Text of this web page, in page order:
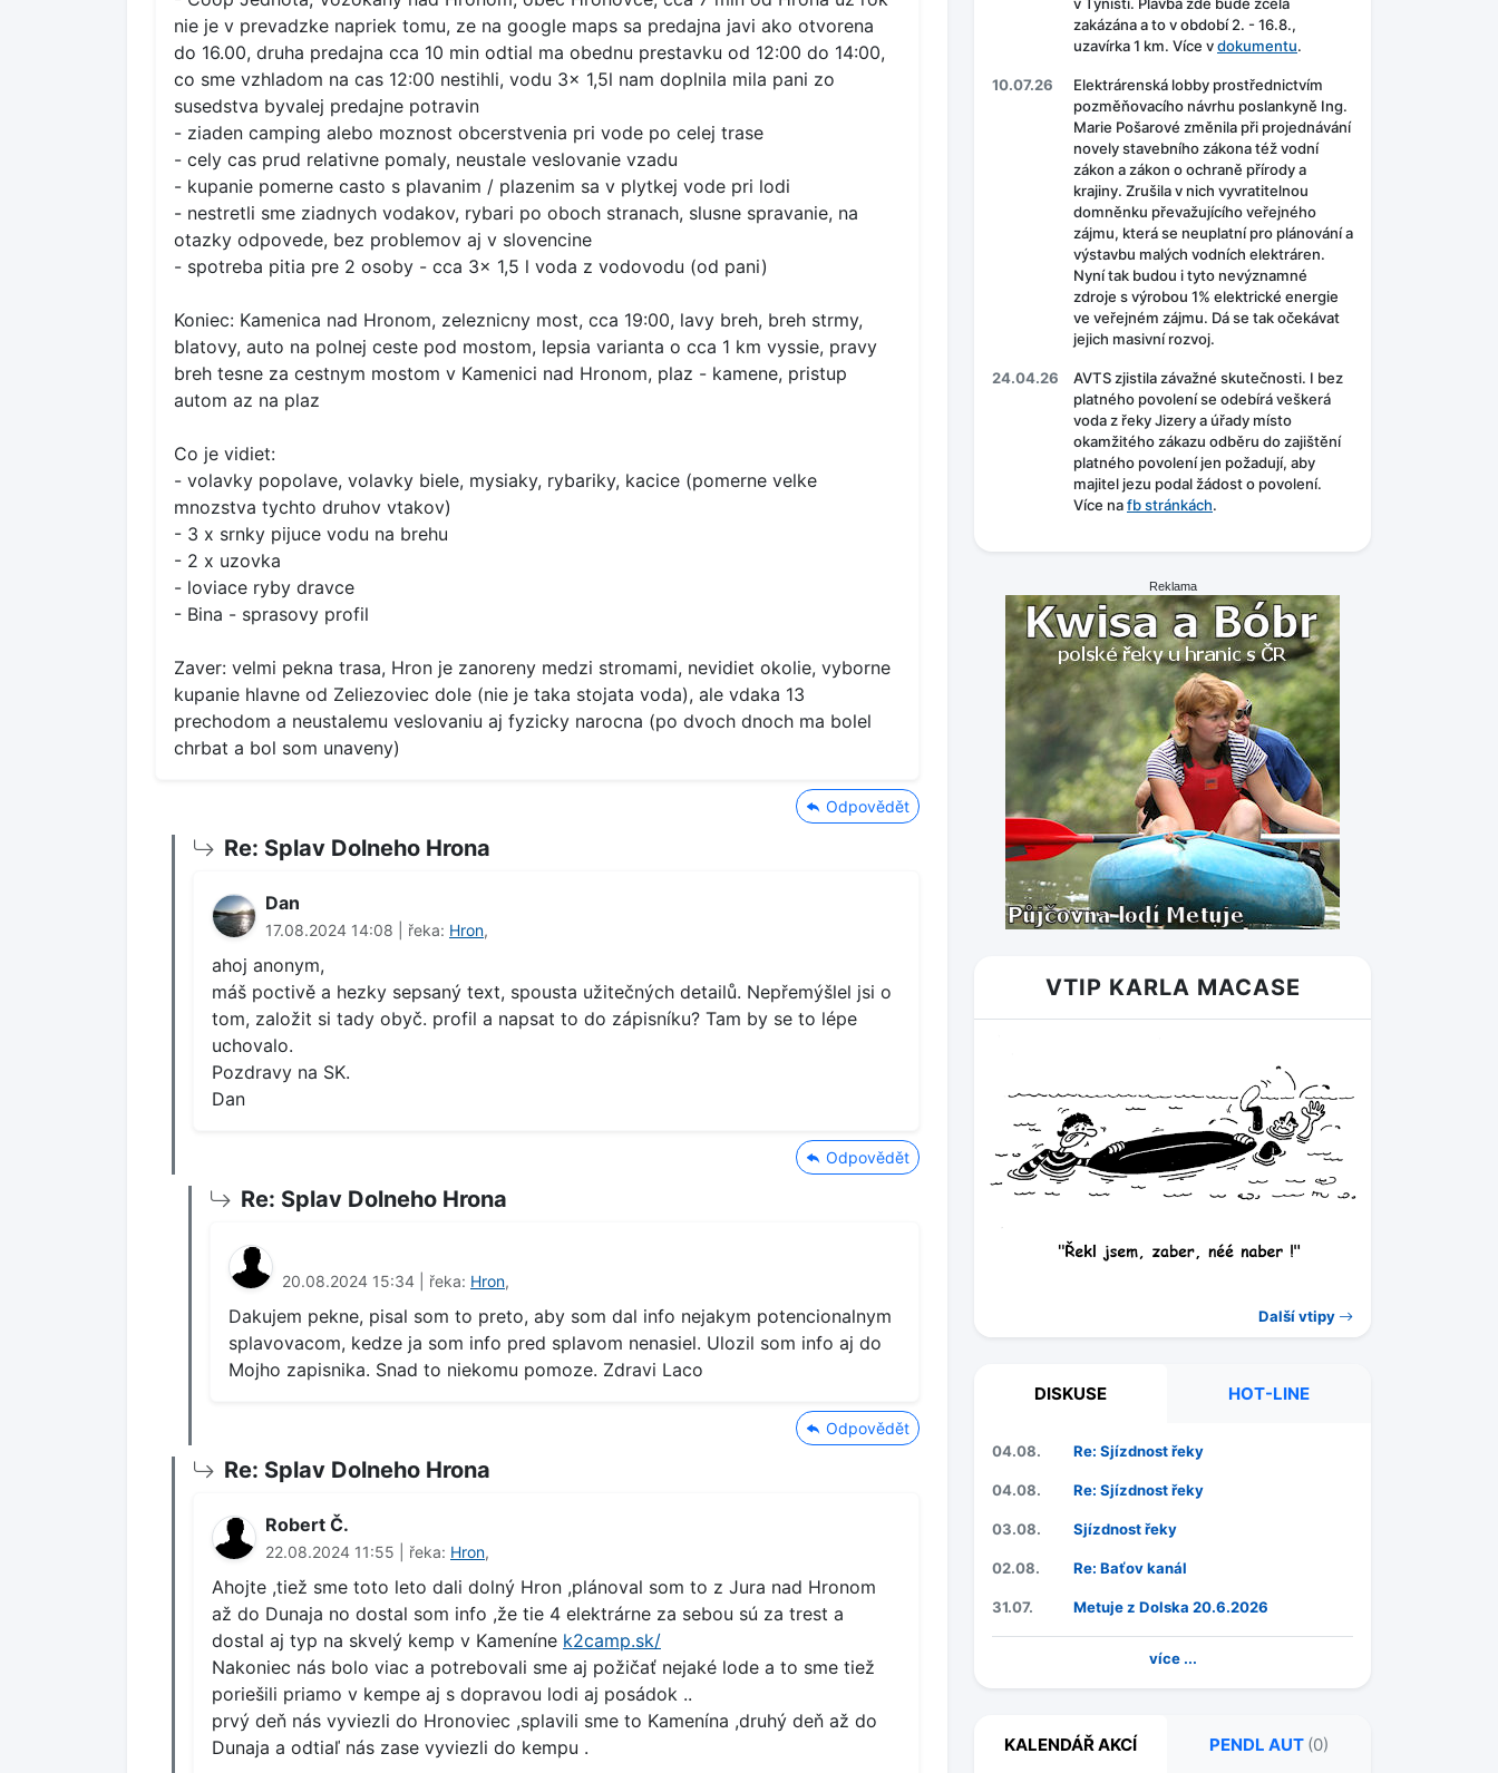
nie je v prevadzke napriek tomu, ze na google maps sa predajna javi ako otvorena
do 16.00, druha predajna cca 10 min odtial ma obednu prestavku od 12:00 do 14:00,
co sme vzhladom na cas 12:00 nestihli, vodu 3x 1,5l nam doplnila mila pani zo
susedstva byvalej predajne potravin
- ziaden camping alebo moznost obcerstvenia pri vode po celej trase
- cely cas prud relativne pomaly, neustale veslovanie vzadu
- kupanie pomerne casto s plavanim / plazenim sa v plytkej vode pri lodi
- nestretli sme ziadnych vodakov, rybari po oboch stranach, slusne spravanie, na
otazky odpovede, bez problemov aj v slovencine
- spotreba pitia pre 2 osoby - cca 3x 1,5 l voda z vodovodu (od pani)
Koniec: Kamenica nad Hronom, zeleznicny most, cca 19:00, lavy breh, breh strmy,
blatovy, auto na polnej ceste pod mostom, lepsia varianta o cca 1 km vyssie, pravy
breh tesne za cestnym mostom v Kamenici nad Hronom, plaz - kamene, pristup
autom az na plaz
Co je vidiet:
- volavky popolave, volavky biele, mysiaky, rybariky, kacice (pomerne velke
mnozstva tychto druhov vtakov)
- 3 x srnky pijuce vodu na brehu
- 2 x uzovka
- loviace ryby dravce
- Bina - sprasovy profil
Zaver: velmi pekna trasa, Hron je zanoreny medzi stromami, nevidiet okolie, vyborne
kupanie hlavne od Zeliezoviec dole (nie je taka stojata voda), ale vdaka 13
prechodom a neustalemu veslovaniu aj fyzicky narocna (po dvoch dnoch ma bolel
chrbat a bol som unaveny)
Odpovědět
Re: Splav Dolneho Hrona
Dan
17.08.2024 14:08 | řeka: Hron,
ahoj anonym,
máš poctivě a hezky sepsaný text, spousta užitečných detailů. Nepřemýšlel jsi o
tom, založit si tady obyč. profil a napsat to do zápisníku? Tam by se to lépe
uchovalo.
Pozdravy na SK.
Dan
Odpovědět
Re: Splav Dolneho Hrona
20.08.2024 15:34 | řeka: Hron,
Dakujem pekne, pisal som to preto, aby som dal info nejakym potencionalnym
splavovacom, kedze ja som info pred splavom nenasiel. Ulozil som info aj do
Mojho zapisnika. Snad to niekomu pomoze. Zdravi Laco
Odpovědět
Re: Splav Dolneho Hrona
Robert Č.
22.08.2024 11:55 | řeka: Hron,
Ahojte ,tiež sme toto leto dali dolný Hron ,plánoval som to z Jura nad Hronom
až do Dunaja no dostal som info ,že tie 4 elektrárne za sebou sú za trest a
dostal aj typ na skvelý kemp v Kameníne k2camp.sk/
Nakoniec nás bolo viac a potrebovali sme aj požičať nejaké lode a to sme tiež
poriešili priamo v kempe aj s dopravou lodi aj posádok ..
prvý deň nás vyviezli do Hronoviec ,splavili sme to Kamenína ,druhý deň až do
Dunaja a odtiaľ nás zase vyviezli do kempu .
v Týništi. Plavba zde bude zcela
zakázána a to v období 2. - 16.8.,
uzavírka 1 km. Více vdokumentu.
10.07.26
Elektrárenská lobby prostřednictvím
pozměňovacího návrhu poslankyně Ing.
Marie Pošarové změnila při projednávání
novely stavebního zákona též vodní
zákon a zákon o ochraně přírody a
krajiny. Zrušila v nich vyvratitelnou
domněnku převažujícího veřejného
zájmu, která se neuplatní pro plánování a
výstavbu malých vodních elektráren.
Nyní tak budou i tyto nevýznamné
zdroje s výrobou 1% elektrické energie
ve veřejném zájmu. Dá se tak očekávat
jejich masivní rozvoj.
24.04.26
AVTS zjistila závažné skutečnosti. I bez
platného povolení se odebírá veškerá
voda z řeky Jizery a úřady místo
okamžitého zákazu odběru do zajištění
platného povolení jen požadují, aby
majitel jezu podal žádost o povolení.
Více nafb stránkách.
Reklama
VTIP KARLA MACASE
Další vtipy
DISKUSE HOT-LINE
04.08. Re: Sjízdnost řeky
04.08. Re: Sjízdnost řeky
03.08. Sjízdnost řeky
02.08. Re: Baťov kanál
31.07. Metuje z Dolska 20.6.2026
více ...
KALENDÁŘ AKCÍ PENDL AUT (0)